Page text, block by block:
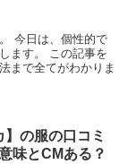
今日は、個性的で
ます。 この記事を
まで全てがわかりま
の服の口コミ
味とCMある？